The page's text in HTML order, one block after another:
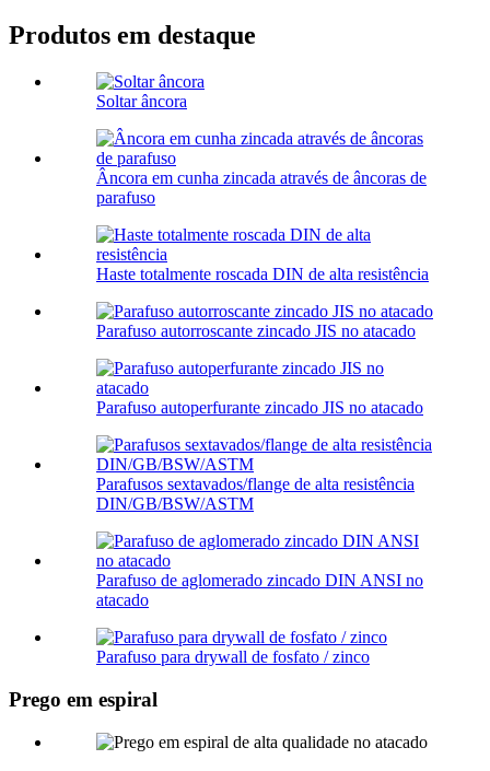
Produtos em destaque
Soltar âncora
Âncora em cunha zincada através de âncoras de
parafuso
Haste totalmente roscada DIN de alta resistência
Parafuso autorroscante zincado JIS no atacado
Parafuso autoperfurante zincado JIS no atacado
Parafusos sextavados/flange de alta resistência
DIN/GB/BSW/ASTM
Parafuso de aglomerado zincado DIN ANSI no
atacado
Parafuso para drywall de fosfato / zinco
Prego em espiral